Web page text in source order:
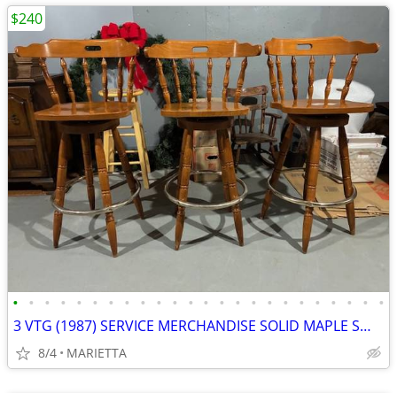
• • • • • • • • • • • • • • • • • • • • • • • •
3 VTG (1987) SERVICE MERCHANDISE SOLID MAPLE SWIVEL BAR STOOLS
8/4 MARIETTA
$240